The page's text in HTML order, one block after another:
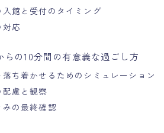
入館と受付のタイミング
応
らの10分間の有意義な過ごし方
落ち着かせるためのシミュレーション
配慮と観察
みの最終確認